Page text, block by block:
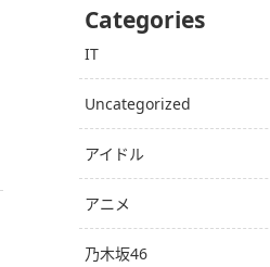
Categories
IT
Uncategorized
アイドル
アニメ
乃木坂46